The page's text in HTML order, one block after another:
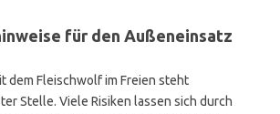
für den Außeneinsatz
dem Fleischwolf im Freien steht
Stelle. Viele Risiken lassen sich durch